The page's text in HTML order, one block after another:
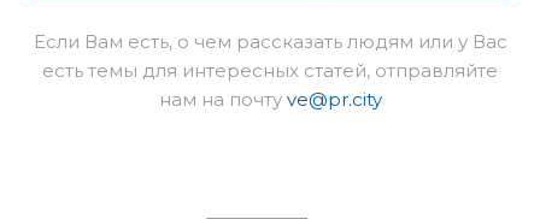
Если Вам есть, о чем рассказать людям или у Вас
есть темы для интересных статей, отправляйте
нам на почту ve@pr.city